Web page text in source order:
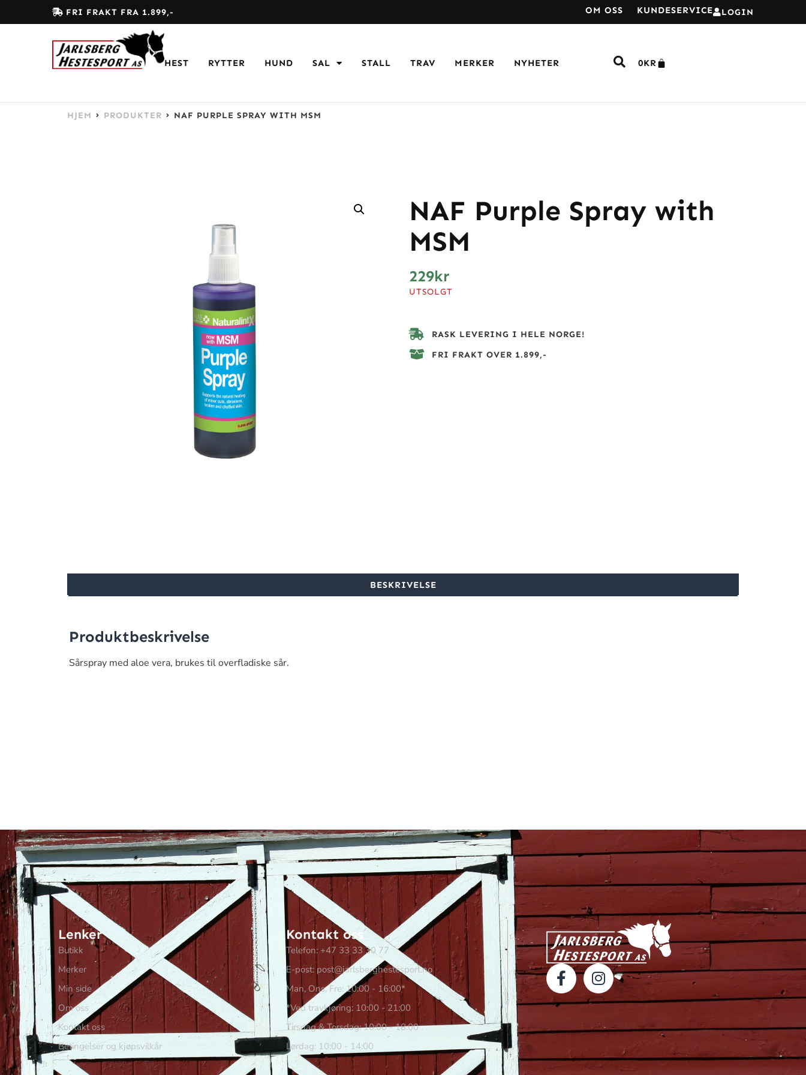
FRI FRAKT FRA 1.899,- LOGIN
OM OSS KUNDESERVICE
HEST RYTTER HUND SAL STALL TRAV MERKER NYHETER 0KR
HJEM PRODUKTER NAF PURPLE SPRAY WITH MSM
NAF Purple Spray with
MSM
229kr
UTSOLGT
RASK LEVERING I HELE NORGE!
FRI FRAKT OVER 1.899,-
BESKRIVELSE
Produktbeskrivelse
Sårspray med aloe vera, brukes til overfladiske sår.
Lenker
Butikk
Merker
Min side
Om oss
Kontakt oss
Betingelser og kjøpsvilkår
Kontakt oss
Telefon: +47 33 33 30 77
E-post: post@jarlsberghestesport.no
Man, Ons, Fre: 10:00 - 16:00*
*Ved travkjøring: 10:00 - 21:00
Tirsdag & Torsdag: 10:00 - 18:00
Lørdag: 10:00 - 14:00